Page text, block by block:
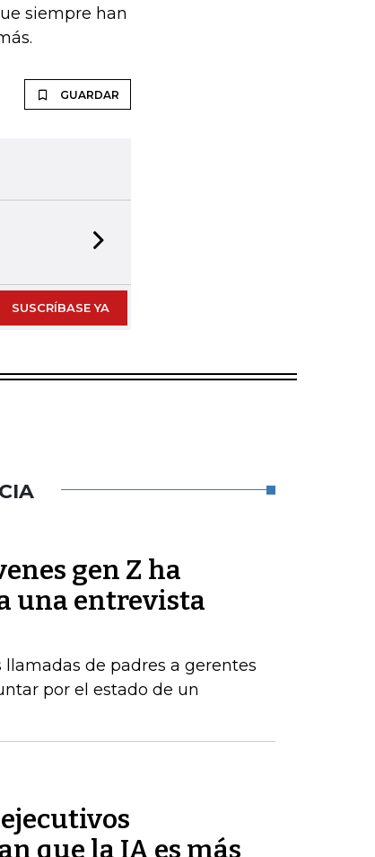
siempre han
GUARDAR
SUSCRÍBASE YA
gen Z ha
una entrevista
de padres a gerentes
por el estado de un
que la IA es más